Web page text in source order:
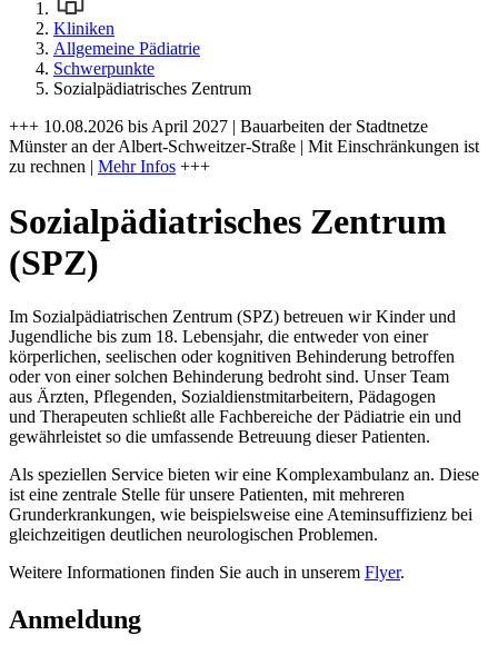
Kliniken
Allgemeine Pädiatrie
Schwerpunkte
Sozialpädiatrisches Zentrum
+++ 10.08.2026 bis April 2027 | Bauarbeiten der Stadtnetze
Münster an der Albert-Schweitzer-Straße | Mit Einschränkungen ist
zu rechnen | Mehr Infos +++
Sozialpädiatrisches Zentrum
(SPZ)
Im Sozialpädiatrischen Zentrum (SPZ) betreuen wir Kinder und
Jugendliche bis zum 18. Lebensjahr, die entweder von einer
körperlichen, seelischen oder kognitiven Behinderung betroffen
oder von einer solchen Behinderung bedroht sind. Unser Team
aus Ärzten, Pflegenden, Sozialdienstmitarbeitern, Pädagogen
und Therapeuten schließt alle Fachbereiche der Pädiatrie ein und
gewährleistet so die umfassende Betreuung dieser Patienten.
Als speziellen Service bieten wir eine Komplexambulanz an. Diese
ist eine zentrale Stelle für unsere Patienten, mit mehreren
Grunderkrankungen, wie beispielsweise eine Ateminsuffizienz bei
gleichzeitigen deutlichen neurologischen Problemen.
Weitere Informationen finden Sie auch in unserem Flyer.
Anmeldung